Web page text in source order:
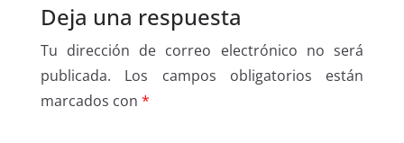
Deja una respuesta
Tu dirección de correo electrónico no será
publicada.
Los campos obligatorios están
marcados con *